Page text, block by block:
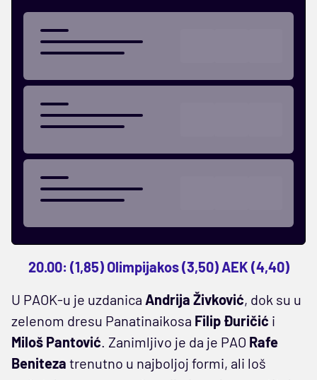
20.00: (1,85) Olimpijakos (3,50) AEK (4,40)
U PAOK-u je uzdanica Andrija Živković, dok su u
zelenom dresu Panatinaikosa Filip Đuričić i
Miloš Pantović. Zanimljivo je da je PAO Rafe
Beniteza trenutno u najboljoj formi, ali loš